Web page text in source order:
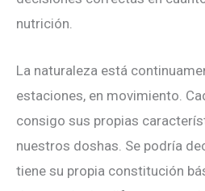
nutrición.
La naturaleza está
estaciones, en movimiento.
consigo sus propias
nuestros doshas. Se podría
tiene su propia constitución